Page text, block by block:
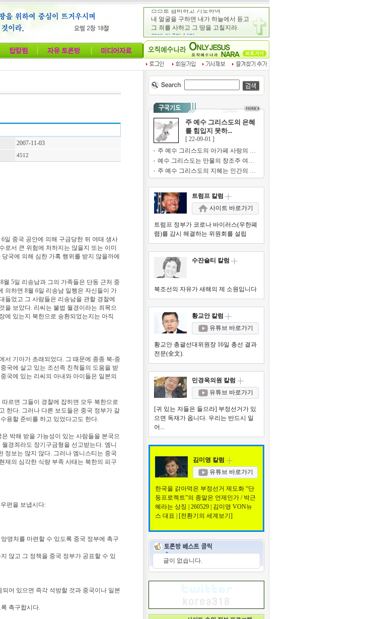
2007-11-03
4512
일 중국 공안에 의해 구금당한 뒤 여태 생사
서 큰 위험에 처하지는 않을지 또는 이미
국에 의해 심한 가혹 행위를 받지 않을까에
5일 리송남과 그의 가족들은 단동 근처 중
의하면 8월 6일 리송남 일행은 자신들이 가
들었고 그 사람들은 리송남을 관할 경찰에
을 보았다. 리씨는 불법 월경이라는 죄목으
에 있는지 북한으로 송환되었는지는 아직
서 기아가 초래되었다. 그 때문에 종종 북-중
국에 살고 있는 조선족 친척들의 도움을 받
국에 있는 리씨의 아내와 아이들은 일본의
르면 그들이 경찰에 잡히면 모두 북한으로
한다. 그러나 다른 보도들은 중국 정부가 갈
용할 준비를 하고 있었다고도 한다.
박해 받을 가능성이 있는 사람들을 본국으
경죄라도 장기구금형을 선고받는다. 엠니
정보는 많지 않다. 그러나 엠니스티는 중국
재의 심각한 식량 부족 사태는 북한의 피구
편을 보냅시다:
명처를 마련할 수 있도록 중국 정부에 촉구
않고 그 정책을 중국 정부가 공표할 수 있
어 있으면 즉각 석방할 것과 중국이나 일본
촉구합시다.
주 예수 그리스도의 은혜
를 힘입지 못하...
[ 22-09-01 ]
주 예수 그리스도의 아가페 사랑의 기쁨...
예수 그리스도는 만물의 창조주 여호와의...
주 예수 그리스도의 지혜는 인간의 지혜...
트럼프 칼럼
사이트 바로가기
트럼프 정부가 코로나 바이러스(우한폐
렴)를 감시 해결하는 위원회를 설립
수잔숄티 칼럼
북조선의 자유가 새해의 제 소원입니다
황교안 칼럼
유튜브 바로가기
황교안 총괄선대위원장 16일 총선 결과
전문(全文).
민경욱의원 칼럼
유튜브 바로가기
[귀 있는 자들은 들으라] 부정선거가 있
으면 독재가 옵니다. 우리는 반드시 일
어...
김미영 칼럼
유튜브 바로가기
한국을 갉아먹은 부정선거 제도화 “단
둥프로젝트”의 종말은 언제인가 / 박근
혜라는 상징 | 260529 | 김미영 VON뉴
스 대표 | [전환기의 세계보기]
글이 없습니다.